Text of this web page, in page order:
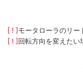
[ ! ]モータローラのリ
[ ! ]回転方向を変えた